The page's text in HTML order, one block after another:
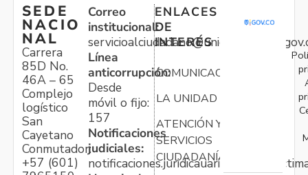
SEDE
NACIO
NAL
Carrera
85D No.
46A – 65
Complejo
logístico
San
Cayetano
Conmutador:
+57 (601)
Correo
institucional:
Línea
anticorrupción:
Desde
móvil o fijo:
157
Notificaciones
judiciales:
ENLACES
DE
INTERÉS
COMUNICACIONES
LA UNIDAD
ATENCIÓN Y
SERVICIOS
CIUDADANÍA